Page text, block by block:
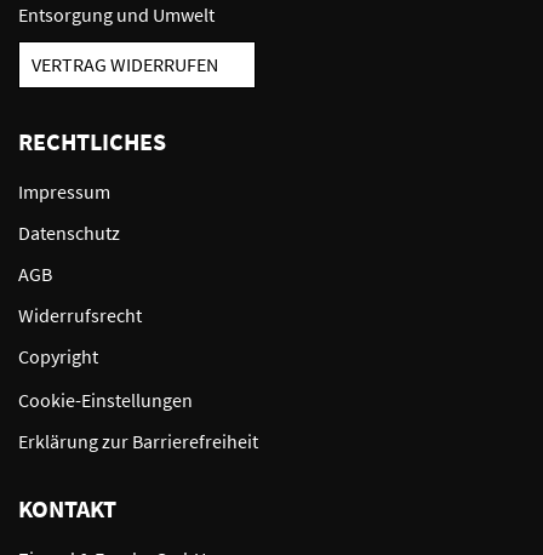
Entsorgung und Umwelt
VERTRAG WIDERRUFEN
RECHTLICHES
Impressum
Datenschutz
AGB
Widerrufsrecht
Copyright
Cookie-Einstellungen
Erklärung zur Barrierefreiheit
KONTAKT